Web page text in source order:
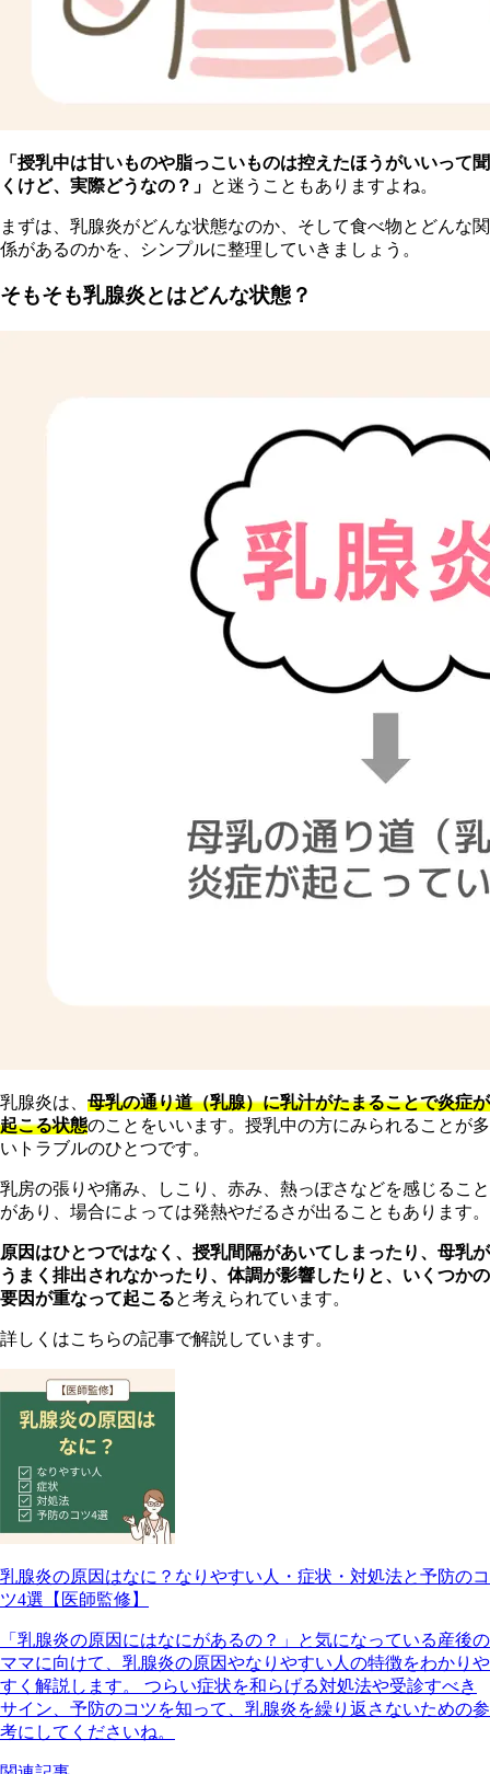
「授乳中は甘いものや脂っこいものは控えたほうがいいって聞
くけど、実際どうなの？」 と迷うこともありますよね。
まずは、乳腺炎がどんな状態なのか、そして食べ物とどんな関
係があるのかを、シンプルに整理していきましょう。
そもそも乳腺炎とはどんな状態？
乳腺炎は、 母乳の通り道（乳腺）に乳汁がたまることで炎症が
起こる状態のことをいいます。授乳中の方にみられることが多
いトラブルのひとつです。
乳房の張りや痛み、しこり、赤み、熱っぽさなどを感じること
があり、場合によっては発熱やだるさが出ることもあります。
原因はひとつではなく、授乳間隔があいてしまったり、母乳が
うまく排出されなかったり、体調が影響したりと、いくつかの
要因が重なって起こると考えられています。
詳しくはこちらの記事で解説しています。
乳腺炎の原因はなに？なりやすい人・症状・対処法と予防のコ
ツ4選【医師監修】
「乳腺炎の原因にはなにがあるの？」と気になっている産後の
ママに向けて、乳腺炎の原因やなりやすい人の特徴をわかりや
すく解説します。 つらい症状を和らげる対処法や受診すべき
サイン、予防のコツを知って、乳腺炎を繰り返さないための参
考にしてくださいね。